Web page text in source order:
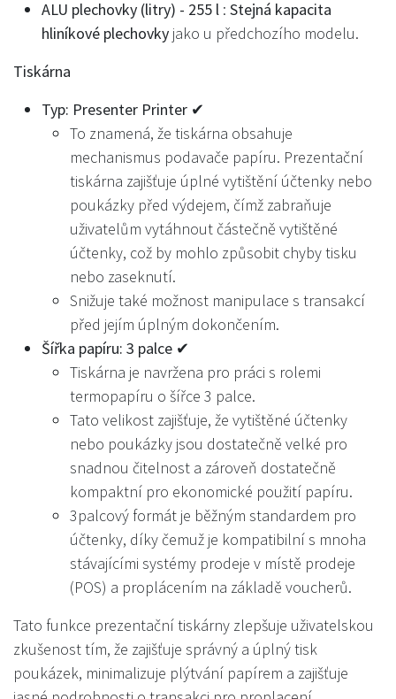
ALU plechovky (litry) - 255 l : Stejná kapacita
hliníkové plechovky jako u předchozího modelu.
Tiskárna
Typ: Presenter Printer ✔
To znamená, že tiskárna obsahuje
mechanismus podavače papíru. Prezentační
tiskárna zajišťuje úplné vytištění účtenky nebo
poukázky před výdejem, čímž zabraňuje
uživatelům vytáhnout částečně vytištěné
účtenky, což by mohlo způsobit chyby tisku
nebo zaseknutí.
Snižuje také možnost manipulace s transakcí
před jejím úplným dokončením.
Šířka papíru: 3 palce ✔
Tiskárna je navržena pro práci s rolemi
termopapíru o šířce 3 palce.
Tato velikost zajišťuje, že vytištěné účtenky
nebo poukázky jsou dostatečně velké pro
snadnou čitelnost a zároveň dostatečně
kompaktní pro ekonomické použití papíru.
3palcový formát je běžným standardem pro
účtenky, díky čemuž je kompatibilní s mnoha
stávajícími systémy prodeje v místě prodeje
(POS) a proplácením na základě voucherů.
Tato funkce prezentační tiskárny zlepšuje uživatelskou
zkušenost tím, že zajišťuje správný a úplný tisk
poukázek, minimalizuje plýtvání papírem a zajišťuje